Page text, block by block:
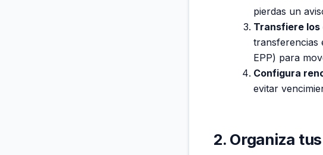
pierdas un
Transfiere los
transferencias
EPP) para
Configura
evitar
2. Organiza